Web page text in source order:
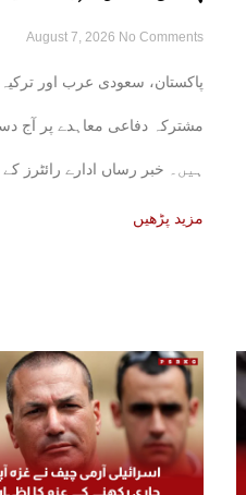
مشترکہ دفاعی معاہدہ آج متوقع
August 7, 2026 No Comments
پاکستان، سعودی عرب اور
مشترکہ دفاعی معاہدے پر آج
ہیں۔ خبر رساں ادارے رائٹرز
علاقائی ذرائع نے بتایا
مزید پڑھیں